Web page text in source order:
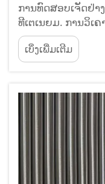
ການທົດສອບເຈັດຢ່
ທີເຕເນຍມ. ການວິເ
ຂອງອາລ໌ລອຍດ້ວຍຄ່
ຮ້ອນ. ສັນຍານເຕືອ
ຂອງຂໍ້ກຳນົດໂດຍບໍ່ມີ
ແຂງແຮງຂອງຈຸດທີ່ເ
ເບິ່ງເພີ່ມເຕີມ